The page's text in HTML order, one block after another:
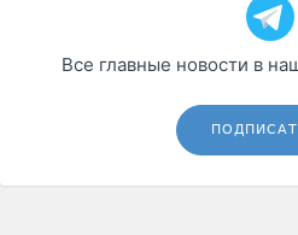
Все главные новости в